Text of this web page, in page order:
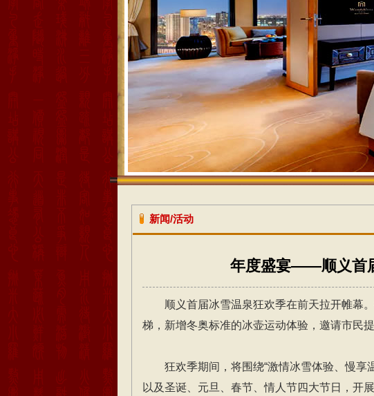
新闻/活动
年度盛宴——顺义首
顺义首届冰雪温泉狂欢季在前天拉开帷幕
梯，新增冬奥标准的冰壶运动体验，邀请市民
狂欢季期间，将围绕“激情冰雪体验、慢享
以及圣诞、元旦、春节、情人节四大节日，开